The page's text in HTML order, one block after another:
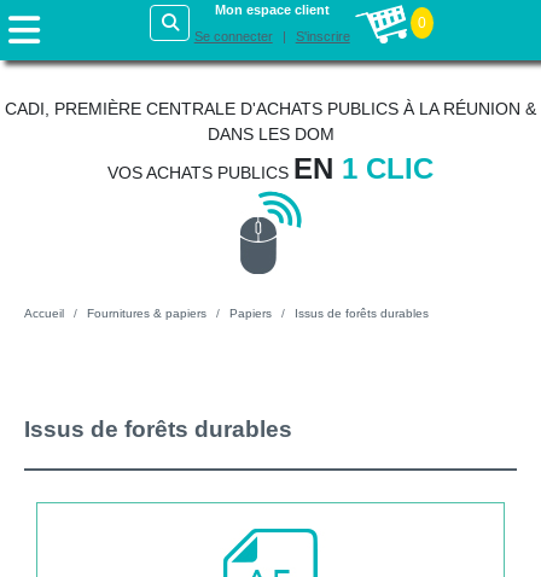
Mon espace client
Se connecter
S'inscrire
0
CADI, PREMIÈRE CENTRALE D'ACHATS PUBLICS À LA RÉUNION &
DANS LES DOM
VOS ACHATS PUBLICS EN 1 CLIC
Accueil Fournitures & papiers Papiers Issus de forêts durables
Issus de forêts durables